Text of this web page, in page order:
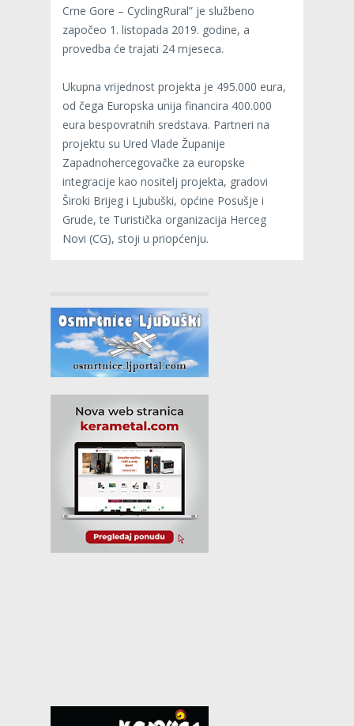
Crne Gore – CyclingRural” je službeno
započeo 1. listopada 2019. godine, a
provedba će trajati 24 mjeseca.
Ukupna vrijednost projekta je 495.000 eura,
od čega Europska unija financira 400.000
eura bespovratnih sredstava. Partneri na
projektu su Ured Vlade Županije
Zapadnohercegovačke za europske
integracije kao nositelj projekta, gradovi
Široki Brijeg i Ljubuški, općine Posušje i
Grude, te Turistička organizacija Herceg
Novi (CG), stoji u priopćenju.